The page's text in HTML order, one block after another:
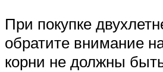
При покупке
обратите внимание
корни не должны